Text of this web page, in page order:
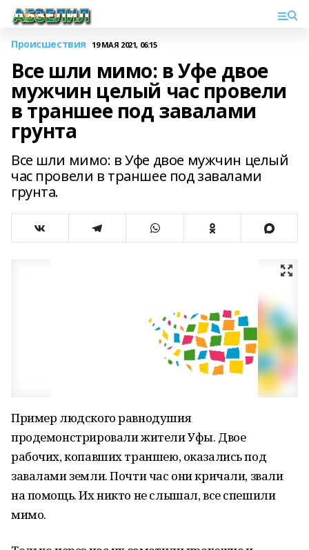
Происшествия 19 МАЯ 2021, 06:15
Все шли мимо: в Уфе двое
мужчин целый час провели
в траншее под завалами
грунта
Все шли мимо: в Уфе двое мужчин целый
час провели в траншее под завалами
грунта.
Пример людского равнодушия
продемонстрировали жители Уфы. Двое
рабочих, копавших траншею, оказались под
завалами земли. Почти час они кричали, звали
на помощь. Их никто не слышал, все спешили
мимо.